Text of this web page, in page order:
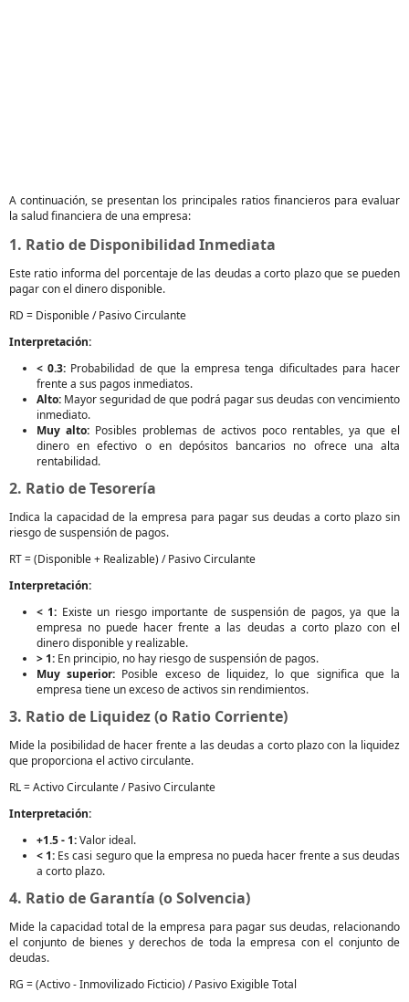
A continuación, se presentan los principales ratios financieros para evaluar
la salud financiera de una empresa:
1. Ratio de Disponibilidad Inmediata
Este ratio informa del porcentaje de las deudas a corto plazo que se pueden
pagar con el dinero disponible.
RD = Disponible / Pasivo Circulante
Interpretación:
< 0.3: Probabilidad de que la empresa tenga dificultades para hacer
frente a sus pagos inmediatos.
Alto: Mayor seguridad de que podrá pagar sus deudas con vencimiento
inmediato.
Muy alto: Posibles problemas de activos poco rentables, ya que el
dinero en efectivo o en depósitos bancarios no ofrece una alta
rentabilidad.
2. Ratio de Tesorería
Indica la capacidad de la empresa para pagar sus deudas a corto plazo sin
riesgo de suspensión de pagos.
RT = (Disponible + Realizable) / Pasivo Circulante
Interpretación:
< 1: Existe un riesgo importante de suspensión de pagos, ya que la
empresa no puede hacer frente a las deudas a corto plazo con el
dinero disponible y realizable.
> 1: En principio, no hay riesgo de suspensión de pagos.
Muy superior: Posible exceso de liquidez, lo que significa que la
empresa tiene un exceso de activos sin rendimientos.
3. Ratio de Liquidez (o Ratio Corriente)
Mide la posibilidad de hacer frente a las deudas a corto plazo con la liquidez
que proporciona el activo circulante.
RL = Activo Circulante / Pasivo Circulante
Interpretación:
+1.5 - 1:Valor ideal.
< 1: Es casi seguro que la empresa no pueda hacer frente a sus deudas
a corto plazo.
4. Ratio de Garantía (o Solvencia)
Mide la capacidad total de la empresa para pagar sus deudas, relacionando
el conjunto de bienes y derechos de toda la empresa con el conjunto de
deudas.
RG = (Activo - Inmovilizado Ficticio) / Pasivo Exigible Total